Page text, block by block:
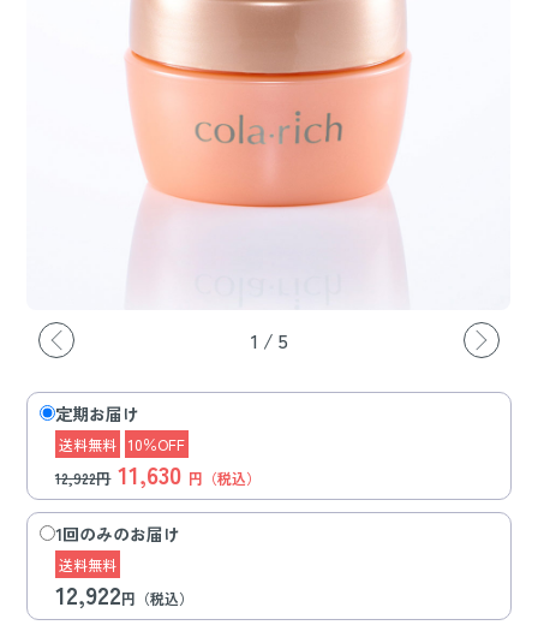
1 / 5
定期お届け
送料無料
10％OFF
12,922円 11,630 円（税込）
1回のみのお届け
送料無料
12,922円（税込）